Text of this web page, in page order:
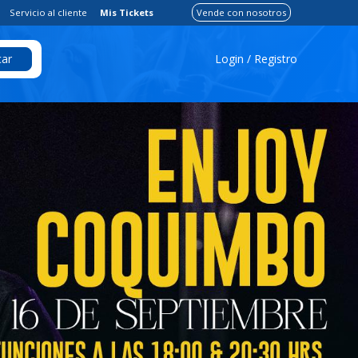
Servicio al cliente Mis Tickets Vende con nosotros
Login / Registro